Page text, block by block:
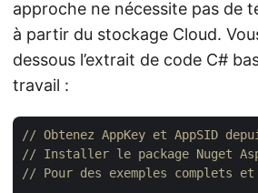
approche ne nécessite pas de
à partir du stockage Cloud.
dessous l’extrait de code C#
travail :
// Obtenez AppKey et AppSID
// Installer le package Nuget
// Pour des exemples complets